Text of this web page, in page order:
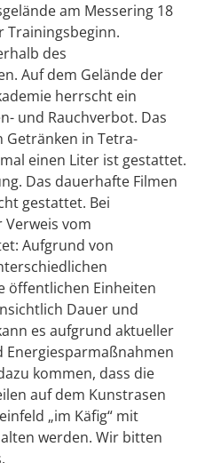
am Messering 18
Trainingsbeginn.
des
Auf dem Gelände der
herrscht ein
und Rauchverbot. Das
in Tetra-
einen Liter ist gestattet.
Das dauerhafte Filmen
gestattet. Bei
vom
Aufgrund von
öffentlichen Einheiten
Dauer und
es aufgrund aktueller
kommen, dass die
auf dem Kunstrasen
„im Käfig“ mit
werden. Wir bitten